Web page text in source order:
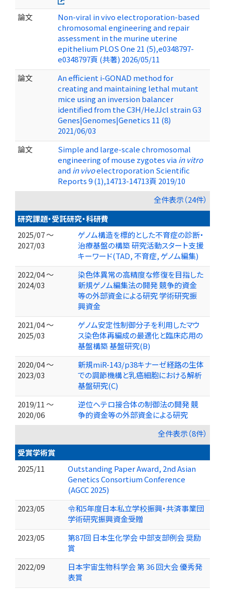
論文
Non-viral in vivo electroporation-based
chromosomal engineering and repair
assessment in the murine uterine
epithelium PLOS One 21 (5),e0348797-
e0348797頁 (共著) 2026/05/11
論文
An efficient i-GONAD method for
creating and maintaining lethal mutant
mice using an inversion balancer
identified from the C3H/HeJJcl strain G3
Genes|Genomes|Genetics 11 (8)
2021/06/03
論文
Simple and large-scale chromosomal
engineering of mouse zygotes viain vitro
andin vivoelectroporation Scientific
Reports 9 (1),14713-14713頁 2019/10
全件表示（24件）
研究課題・受託研究・科研費
2025/07 ～
2027/03
ゲノム構造を標的とした不育症の診断・
治療基盤の構築 研究活動スタート支援
キーワード(TAD, 不育症, ゲノム編集)
2022/04 ～
2024/03
染色体異常の高精度な修復を目指した
新規ゲノム編集法の開発 競争的資金
等の外部資金による研究 学術研究振
興資金
2021/04 ～
2025/03
ゲノム安定性制御分子を利用したマウ
ス染色体再編成の最適化と臨床応用の
基盤構築 基盤研究(B)
2020/04 ～
2023/03
新規miR-143/p38キナーゼ経路の生体
での調節機構と乳癌細胞における解析
基盤研究(C)
2019/11 ～
2020/06
逆位ヘテロ接合体の制御法の開発 競
争的資金等の外部資金による研究
全件表示（8件）
受賞学術賞
2025/11
Outstanding Paper Award, 2nd Asian
Genetics Consortium Conference
(AGCC 2025)
2023/05
令和5年度日本私立学校振興・共済事業団
学術研究振興資金受贈
2023/05
第87回 日本生化学会 中部⽀部例会 奨励
賞
2022/09
日本宇宙生物科学会 第 36 回大会 優秀発
表賞